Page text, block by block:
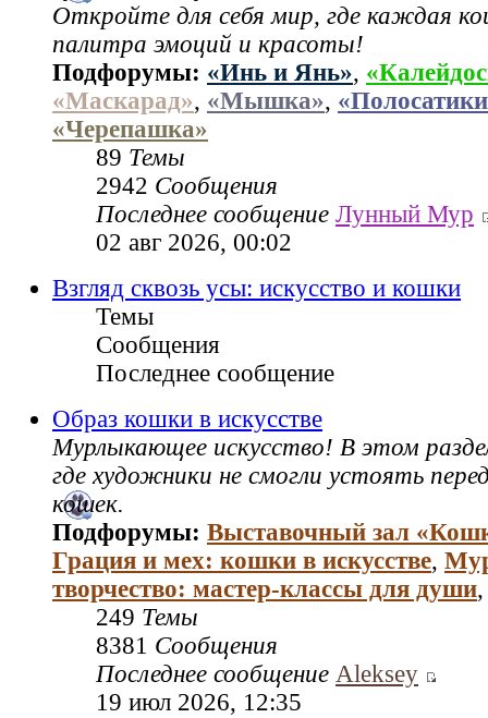
Откройте для себя мир, где каждая
палитра эмоций и красоты!
Подфорумы: «Инь и Янь»,
«Маскарад», «Мышка»,
«Черепашка»
89 Темы
2942 Сообщения
Последнее сообщение Лунный Мур
02 авг 2026, 00:02
Взгляд сквозь усы: искусство и кошки
Темы
Сообщения
Последнее сообщение
Образ кошки в искусстве
Мурлыкающее искусство! В этом
где художники не смогли устоять
кошек.
Подфорумы: Выставочный зал
Грация и мех: кошки в искусстве,
творчество: мастер‑классы для души
249 Темы
8381 Сообщения
Последнее сообщение Aleksey
19 июл 2026, 12:35